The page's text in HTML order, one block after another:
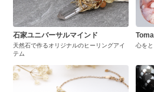
石家ユニバーサルマインド
天然石で作るオリジナルのヒーリングアイ
テム
心を